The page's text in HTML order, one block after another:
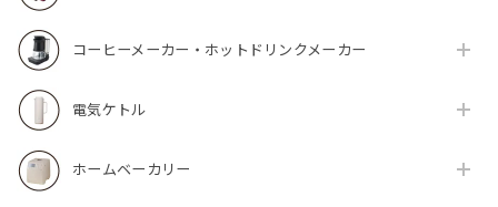
コーヒーメーカー・ホットドリンクメーカー
電気ケトル
ホームベーカリー